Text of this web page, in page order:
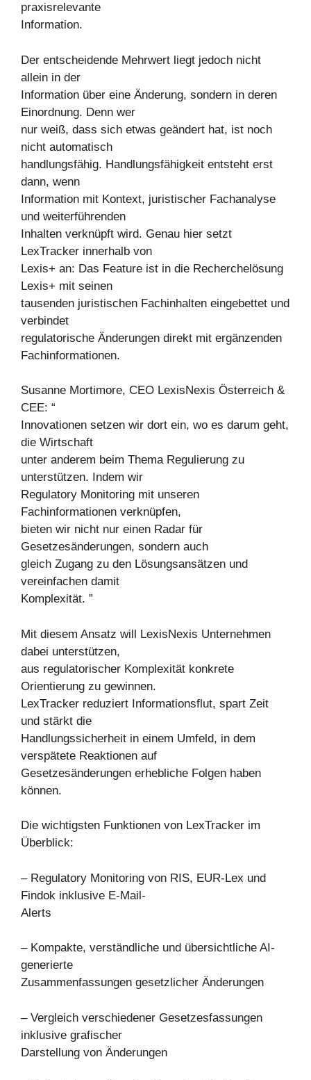
praxisrelevante
Information.
Der entscheidende Mehrwert liegt jedoch nicht
allein in der
Information über eine Änderung, sondern in deren
Einordnung. Denn wer
nur weiß, dass sich etwas geändert hat, ist noch
nicht automatisch
handlungsfähig. Handlungsfähigkeit entsteht erst
dann, wenn
Information mit Kontext, juristischer Fachanalyse
und weiterführenden
Inhalten verknüpft wird. Genau hier setzt
LexTracker innerhalb von
Lexis+ an: Das Feature ist in die Recherchelösung
Lexis+ mit seinen
tausenden juristischen Fachinhalten eingebettet und
verbindet
regulatorische Änderungen direkt mit ergänzenden
Fachinformationen.
Susanne Mortimore, CEO LexisNexis Österreich &
CEE: “
Innovationen setzen wir dort ein, wo es darum geht,
die Wirtschaft
unter anderem beim Thema Regulierung zu
unterstützen. Indem wir
Regulatory Monitoring mit unseren
Fachinformationen verknüpfen,
bieten wir nicht nur einen Radar für
Gesetzesänderungen, sondern auch
gleich Zugang zu den Lösungsansätzen und
vereinfachen damit
Komplexität. ”
Mit diesem Ansatz will LexisNexis Unternehmen
dabei unterstützen,
aus regulatorischer Komplexität konkrete
Orientierung zu gewinnen.
LexTracker reduziert Informationsflut, spart Zeit
und stärkt die
Handlungssicherheit in einem Umfeld, in dem
verspätete Reaktionen auf
Gesetzesänderungen erhebliche Folgen haben
können.
Die wichtigsten Funktionen von LexTracker im
Überblick:
– Regulatory Monitoring von RIS, EUR-Lex und
Findok inklusive E-Mail-
Alerts
– Kompakte, verständliche und übersichtliche AI-
generierte
Zusammenfassungen gesetzlicher Änderungen
– Vergleich verschiedener Gesetzesfassungen
inklusive grafischer
Darstellung von Änderungen